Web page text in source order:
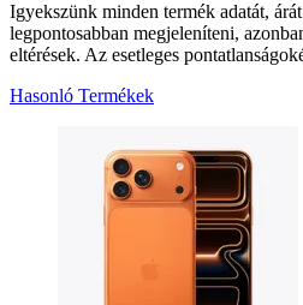
Igyekszünk minden termék adatát,
legpontosabban megjeleníteni,
eltérések. Az esetleges
Hasonló Termékek